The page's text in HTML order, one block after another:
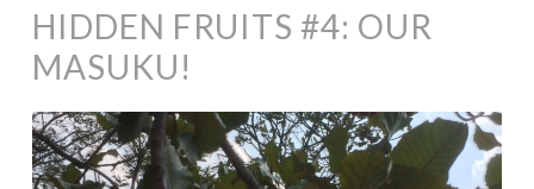
HIDDEN FRUITS #4: OUR
MASUKU!